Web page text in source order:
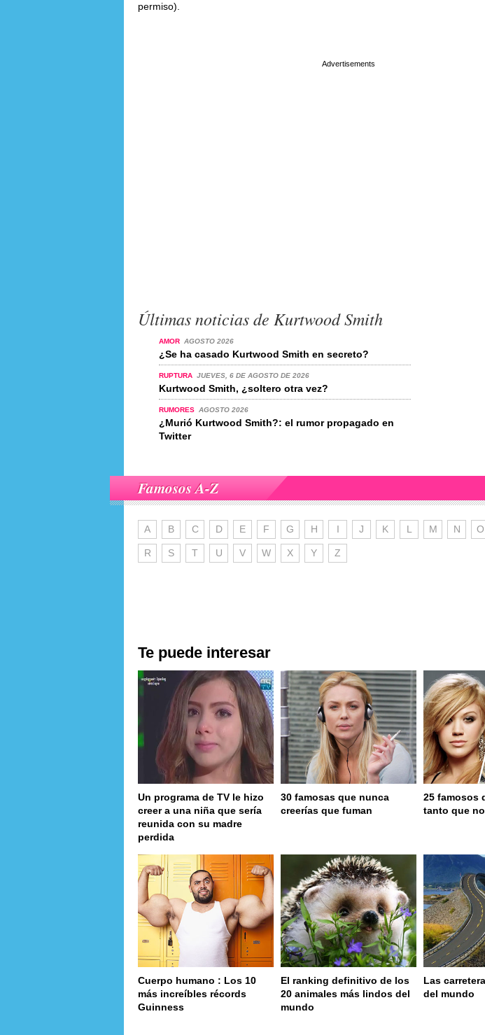
permiso).
Últimas noticias de Kurtwood Smith
AMOR AGOSTO 2026
¿Se ha casado Kurtwood Smith en secreto?
RUPTURA JUEVES, 6 DE AGOSTO DE 2026
Kurtwood Smith, ¿soltero otra vez?
RUMORES AGOSTO 2026
¿Murió Kurtwood Smith?: el rumor propagado en
Twitter
Famosos A-Z
A B C D E F G H I J K L M N O
R S T U V W X Y Z
Te puede interesar
Un programa de TV le hizo
creer a una niña que sería
reunida con su madre
perdida
30 famosas que nunca
creerías que fuman
25 famosos
tanto que
Cuerpo humano : Los 10
más increíbles récords
Guinness
El ranking definitivo de los
20 animales más lindos del
mundo
Las
del mundo